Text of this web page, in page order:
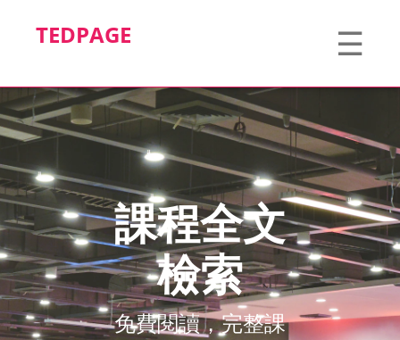
TEDPAGE ☰
課程全文
檢索
免費閱讀，完整課